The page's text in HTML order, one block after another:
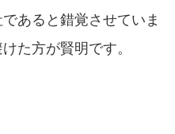
あると錯覚させていま
た方が賢明です。